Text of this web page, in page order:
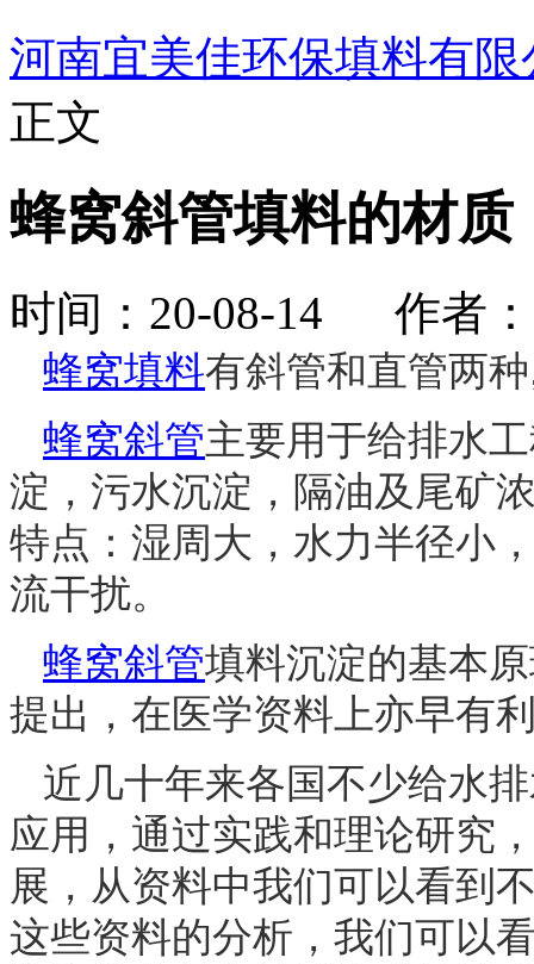
河南宜美佳环保填料有限
正文
蜂窝斜管填料的材质
时间：20-08-14 作者
蜂窝填料有斜管和直管两
蜂窝斜管主要用于给排水
淀，污水沉淀，隔油及 尾矿
特点：湿周大， 水力半径小
流干扰。
蜂窝斜管填料沉淀的基本
提出，在医学资料上亦早有
近几十年来各国不少给水
应用，通过实践和理论研究
展，从资料中我们可以看到
这些资料的分析，我们可以